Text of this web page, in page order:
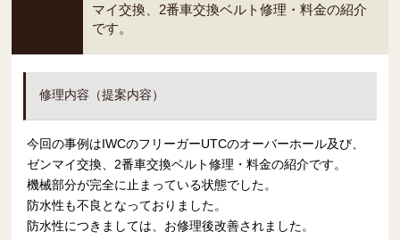
マイ交換、2番車交換ベルト修理・料金の紹介
です。
修理内容（提案内容）
今回の事例はIWCのフリーガーUTCのオーバーホール及び、
ゼンマイ交換、2番車交換ベルト修理・料金の紹介です。
機械部分が完全に止まっている状態でした。
防水性も不良となっておりました。
防水性につきましては、お修理後改善されました。